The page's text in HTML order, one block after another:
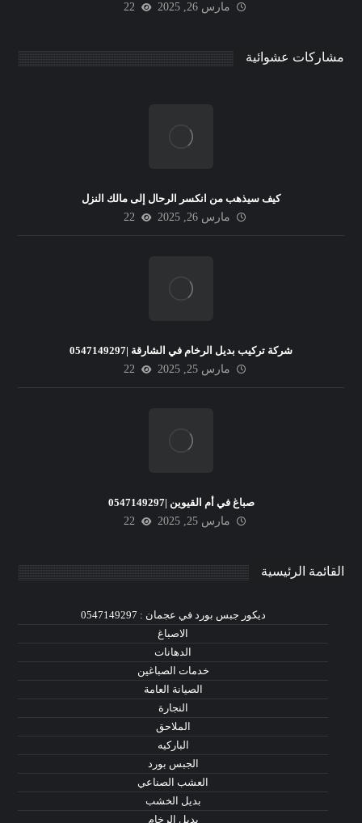
مارس 26, 2025
22
مشاركات عشوائية
كيف سيذهب من انكسر الرحال إلى مالك النزل
مارس 26, 2025
22
شركة تركيب بديل الرخام في الشارقة |0547149297
مارس 25, 2025
22
صباغ في أم القيوين |0547149297
مارس 25, 2025
22
القائمة الرئيسية
ديكور جبس بورد في عجمان : 0547149297
الاصباغ
الدهانات
خدمات الصباغين
الصيانة العامة
النجارة
الملاحق
الباركيه
الجبس بورد
العشب الصناعي
بديل الخشب
بديل الرخام